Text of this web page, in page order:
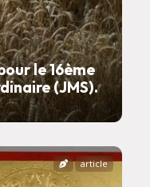
le 16ème
(JMS).
article